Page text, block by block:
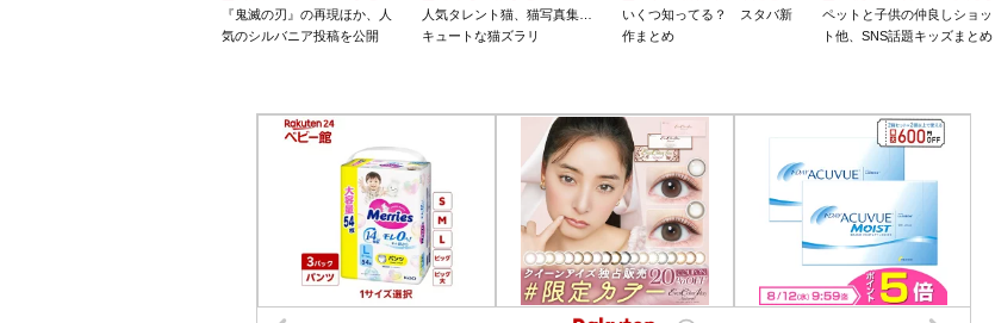
『鬼滅の刃』の再現ほか、人
気のシルバニア投稿を公開
人気タレント猫、猫写真集…
キュートな猫ズラリ
いくつ知ってる？ スタバ新
作まとめ
ペットと子供の仲良しショッ
ト他、SNS話題キッズまとめ